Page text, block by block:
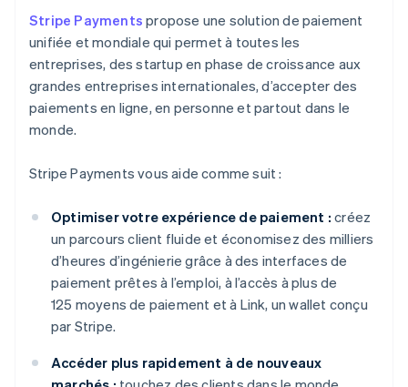
Stripe Payments propose une solution de paiement
unifiée et mondiale qui permet à toutes les
entreprises, des startup en phase de croissance aux
grandes entreprises internationales, d’accepter des
paiements en ligne, en personne et partout dans le
monde.
Stripe Payments vous aide comme suit :
Optimiser votre expérience de paiement : créez
un parcours client fluide et économisez des milliers
d’heures d’ingénierie grâce à des interfaces de
paiement prêtes à l’emploi, à l’accès à plus de
125 moyens de paiement et à Link, un wallet conçu
par Stripe.
Accéder plus rapidement à de nouveaux